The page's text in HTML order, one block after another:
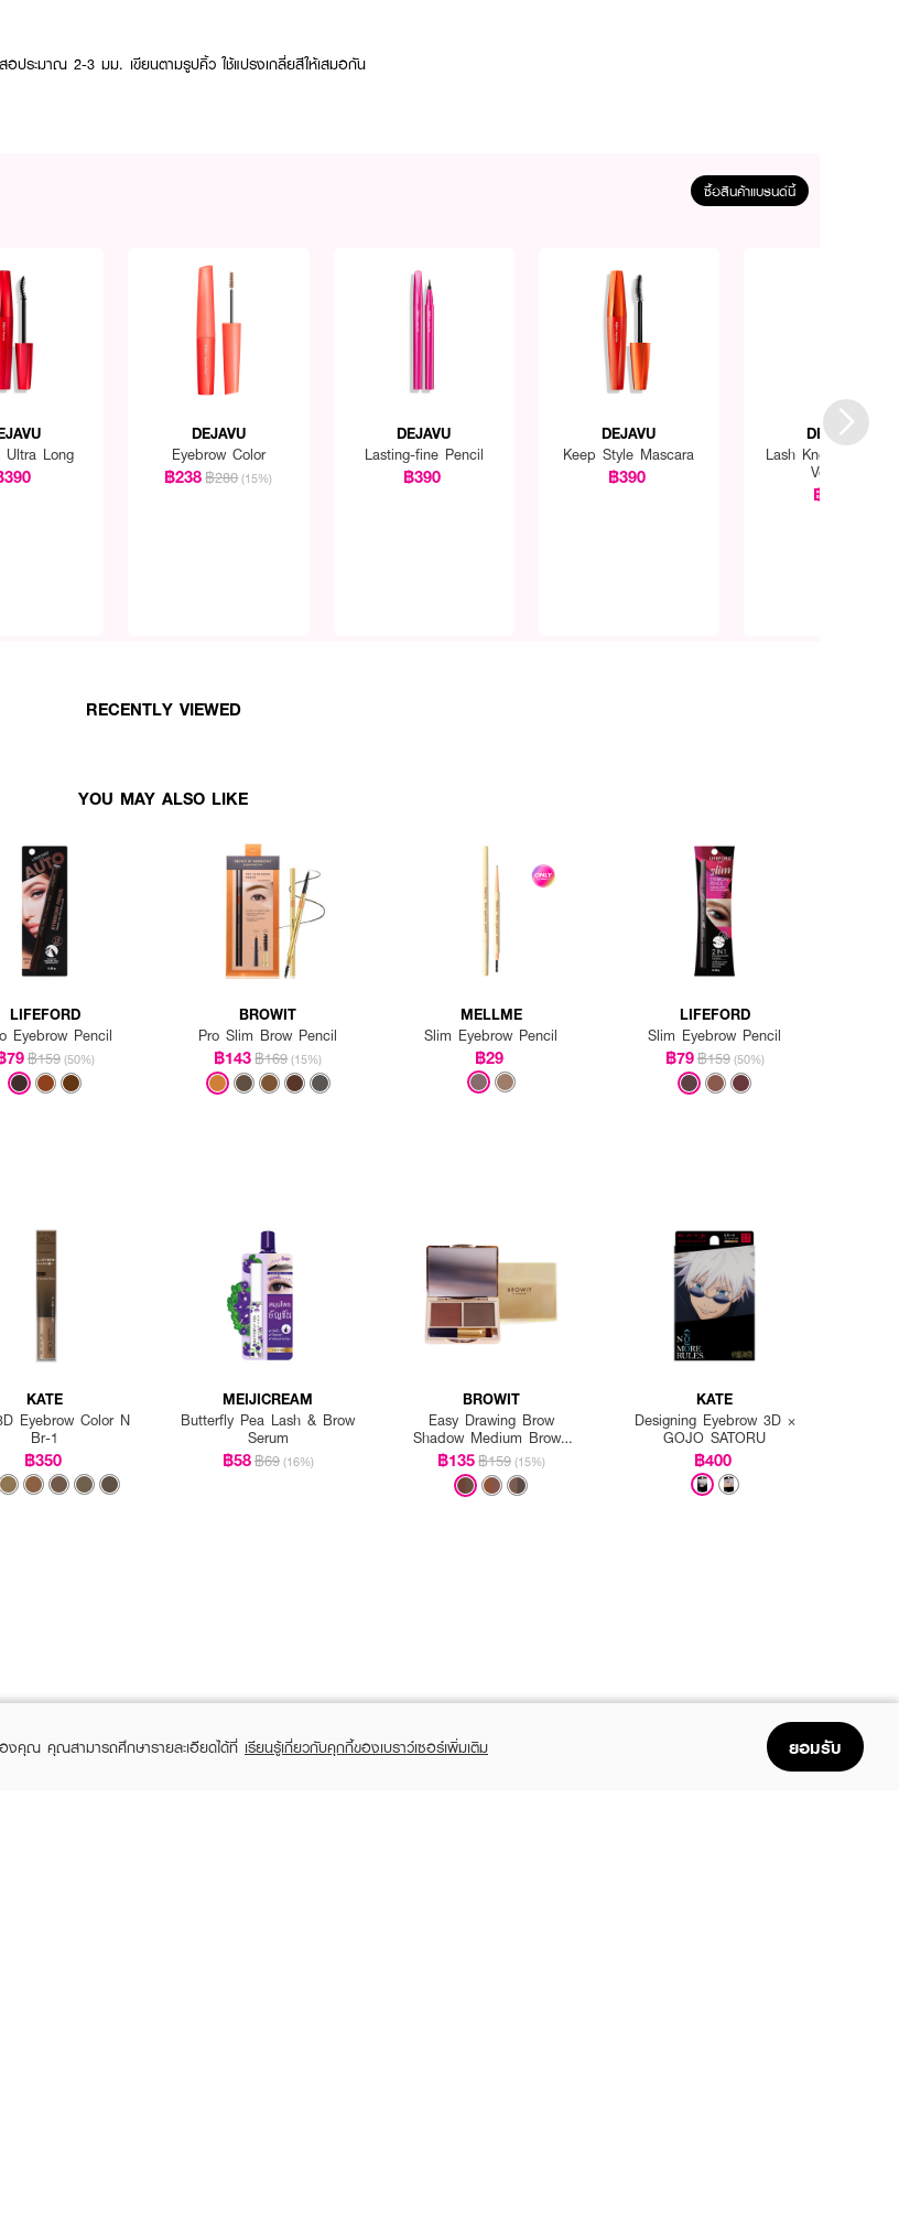
อประมาณ 2-3 มม. เขียนตามรูปคิ้ว ใช้แปรงเกลี่ยสีให้เสมอกัน
ซื้อสินค้าแบรนด์นี้
Ultra Long
DEJAVU
Eyebrow Color
฿238฿280 (15%)
DEJAVU
Lasting-fine Pencil
฿390
DEJAVU
Keep Style Mascara
฿390
DEJAVU
Lash Knockout
Volume
฿390
RECENTLY VIEWED
YOU MAY ALSO LIKE
LIFEFORD
Eyebrow Pencil
79฿159 (50%)
BROWIT
Pro Slim Brow Pencil
฿143฿169 (15%)
MELLME
Slim Eyebrow Pencil
฿29
LIFEFORD
Slim Eyebrow Pencil
฿79฿159 (50%)
KATE
Eyebrow Color N
Br-1
฿350
MEIJICREAM
Butterfly Pea Lash & Brow
Serum
฿58฿69 (16%)
BROWIT
Easy Drawing Brow
Shadow Medium Brown
(Y2019)
฿135฿159 (15%)
KATE
Designing Eyebrow 3D ×
GOJO SATORU
฿400
องคุณ คุณสามารถศึกษารายละเอียดได้ที่ เรียนรู้เกี่ยวกับคุกกี้ของเบราว์เซอร์เพิ่มเติม ยอมรับ